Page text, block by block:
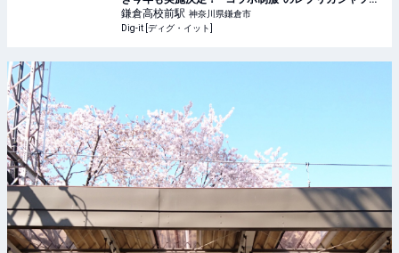
遂に一般発売へ！ | Dig-it [ディグ・イット]
鎌倉高校前駅 神奈川県鎌倉市
Dig-it [ディグ・イット]